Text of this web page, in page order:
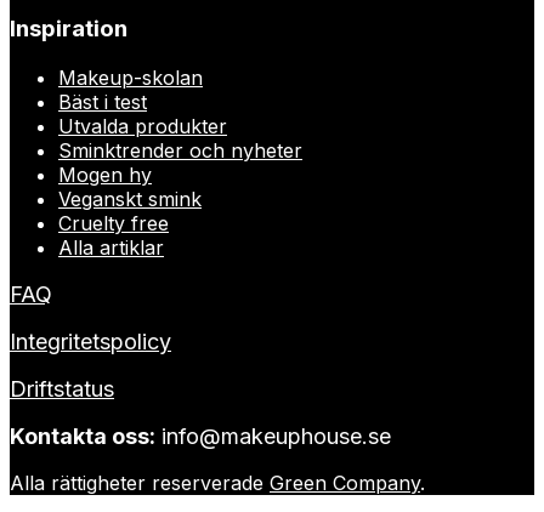
Inspiration
Makeup-skolan
Bäst i test
Utvalda produkter
Sminktrender och nyheter
Mogen hy
Veganskt smink
Cruelty free
Alla artiklar
FAQ
Integritetspolicy
Driftstatus
Kontakta oss: info@makeuphouse.se
Alla rättigheter reserverade Green Company.